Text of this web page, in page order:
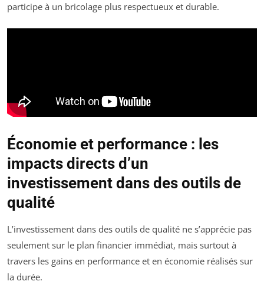
participe à un bricolage plus respectueux et durable.
Économie et performance : les
impacts directs d’un
investissement dans des outils de
qualité
L’investissement dans des outils de qualité ne s’apprécie pas
seulement sur le plan financier immédiat, mais surtout à
travers les gains en performance et en économie réalisés sur
la durée.